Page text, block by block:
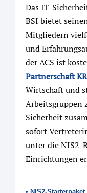
Das IT-
BSI bietet
Mitgliedern
und
der ACS ist
Partnerschaft
Wirtschaft und
Arbeitsgruppen
Sicherheit
sofort
unter die NIS2-
Einrichtungen